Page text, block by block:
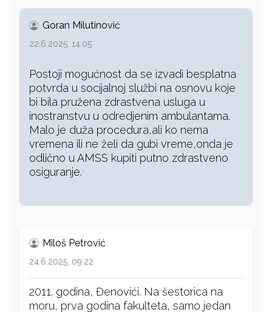
Goran Milutinović
22.6.2025. 14:05
Postoji mogućnost da se izvadi besplatna
potvrda u socijalnoj službi na osnovu koje
bi bila pružena zdrastvena usluga u
inostranstvu u odredjenim ambulantama.
Malo je duža procedura,ali ko nema
vremena ili ne želi da gubi vreme,onda je
odlično u AMSS kupiti putno zdrastveno
osiguranje.
Miloš Petrović
24.6.2025. 09:22
2011. godina, Đenovići. Na šestorica na
moru, prva godina fakulteta, samo jedan